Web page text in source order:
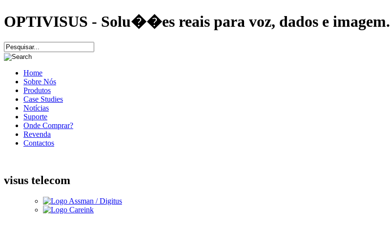
OPTIVISUS - Solu��es reais para voz, dados e imagem.
Home
Sobre Nós
Produtos
Case Studies
Notícias
Suporte
Onde Comprar?
Revenda
Contactos
visus telecom